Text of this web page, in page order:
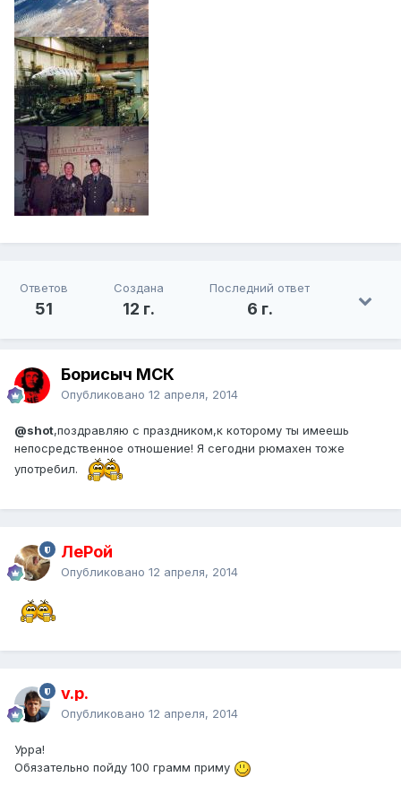
Ответов
51
Создана
12 г.
Последний ответ
6 г.
Борисыч МСК
Опубликовано 12 апреля, 2014
@shot,поздравляю с праздником,к которому ты имеешь
непосредственное отношение! Я сегодни рюмахен тоже
употребил.
ЛеРой
Опубликовано 12 апреля, 2014
v.p.
Опубликовано 12 апреля, 2014
Урра!
Обязательно пойду 100 грамм приму